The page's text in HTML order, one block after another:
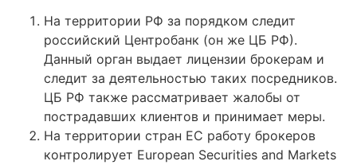
На территории РФ за порядком следит
российский Центробанк (он же ЦБ РФ).
Данный орган выдает лицензии брокерам и
следит за деятельностью таких посредников.
ЦБ РФ также рассматривает жалобы от
пострадавших клиентов и принимает меры.
На территории стран ЕС работу брокеров
контролирует European Securities and Markets